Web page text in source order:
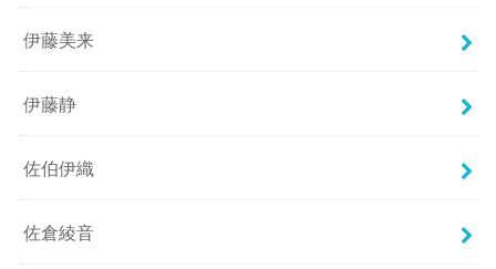
伊藤美来
伊藤静
佐伯伊織
佐倉綾音